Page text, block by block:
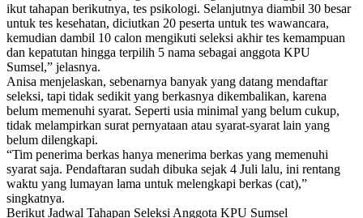
ikut tahapan berikutnya, tes psikologi. Selanjutnya diambil 30 besar
untuk tes kesehatan, diciutkan 20 peserta untuk tes wawancara,
kemudian dambil 10 calon mengikuti seleksi akhir tes kemampuan
dan kepatutan hingga terpilih 5 nama sebagai anggota KPU
Sumsel,” jelasnya.
Anisa menjelaskan, sebenarnya banyak yang datang mendaftar
seleksi, tapi tidak sedikit yang berkasnya dikembalikan, karena
belum memenuhi syarat. Seperti usia minimal yang belum cukup,
tidak melampirkan surat pernyataan atau syarat-syarat lain yang
belum dilengkapi.
“Tim penerima berkas hanya menerima berkas yang memenuhi
syarat saja. Pendaftaran sudah dibuka sejak 4 Juli lalu, ini rentang
waktu yang lumayan lama untuk melengkapi berkas (cat),”
singkatnya.
Berikut Jadwal Tahapan Seleksi Anggota KPU Sumsel